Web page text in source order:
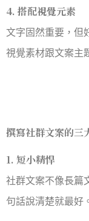
4. 搭配視覺元素
文字固然重要，但
視覺素材跟文案主
撰寫社群文案的三
1. 短小精悍
社群文案不像長篇
句話說清楚就最好